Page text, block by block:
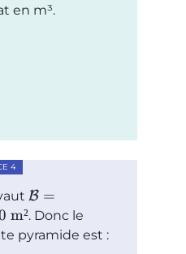
en m³.
B =
m². Donc le
pyramide est :